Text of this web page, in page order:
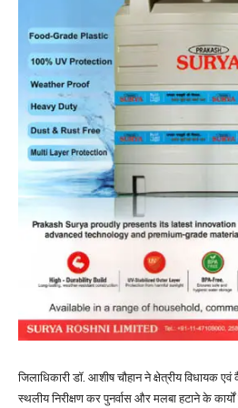
जिलाधिकारी डॉ. आशीष चौहान ने क्षेत्रीय विधायक
स्थलीय निरीक्षण कर पुनर्वास और मलबा हटाने के कार्यों